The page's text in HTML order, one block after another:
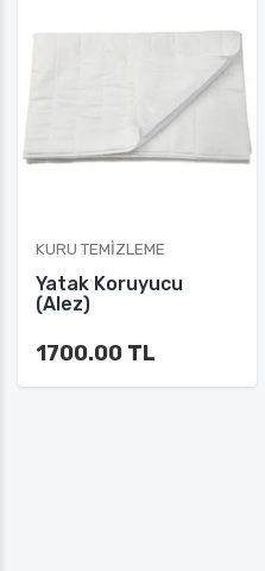
KURU TEMIZLEME
Yatak Koruyucu
(Alez)
1700.00 TL